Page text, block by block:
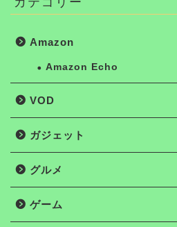
Amazon
Amazon Echo
VOD
ガジェット
グルメ
ゲーム